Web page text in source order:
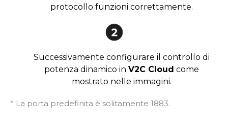
protocollo funzioni correttamente.
Successivamente configurare il controllo di
potenza dinamico in V2C Cloud come
mostrato nelle immagini.
* La porta predefinita è solitamente 1883.